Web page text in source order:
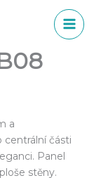
a
centrální části
Panel
stěny.